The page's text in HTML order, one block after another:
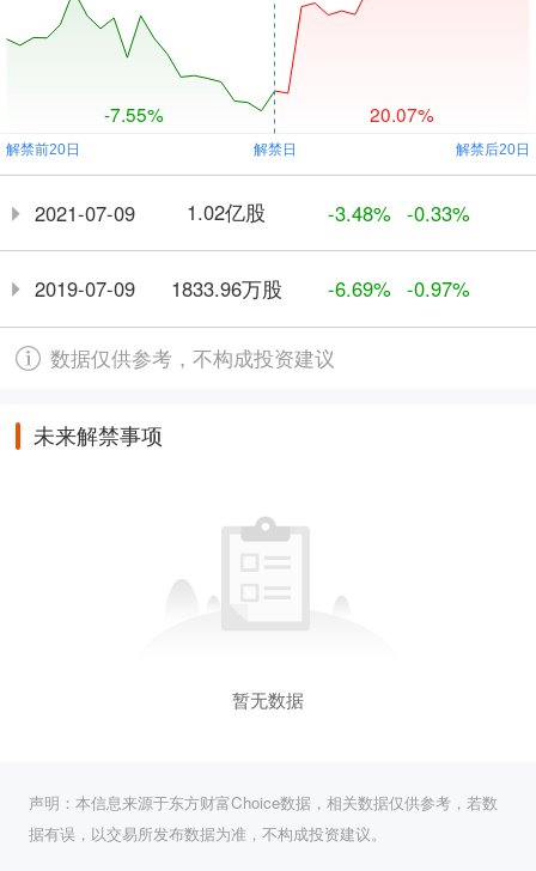
-7.55% 20.07%
2021-07-09 1.02亿股 -3.48% -0.33%
2019-07-09 1833.96万股 -6.69% -0.97%
数据仅供参考，不构成投资建议
未来解禁事项
暂无数据
声明：本信息来源于东方财富Choice数据，相关数据仅供参考，若数
据有误，以交易所发布数据为准，不构成投资建议。